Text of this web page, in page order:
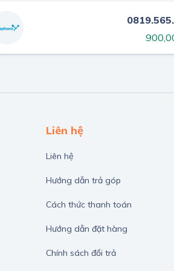
Liên hệ
Liên hệ
Hướng dẫn trả góp
Cách thức thanh toán
Hướng dẫn đặt hàng
Chính sách đổi trả